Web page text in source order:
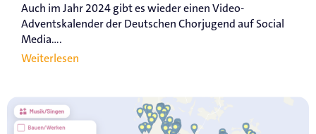
Auch im Jahr 2024 gibt es wieder einen Video-
Adventskalender der Deutschen Chorjugend auf Social
Media....
Weiterlesen